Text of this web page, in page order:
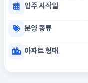
입주 시작일
분양 종류
아파트 형태